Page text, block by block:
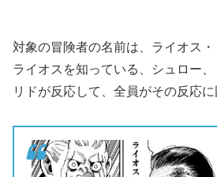
対象の冒険者の名前は、ライオス・
ライオスを知っている、シュロー
リドが反応して、全員がその反応に